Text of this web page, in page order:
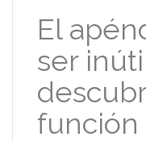
El
ser
función